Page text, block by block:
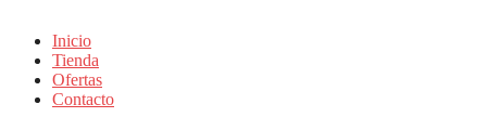
Inicio
Tienda
Ofertas
Contacto